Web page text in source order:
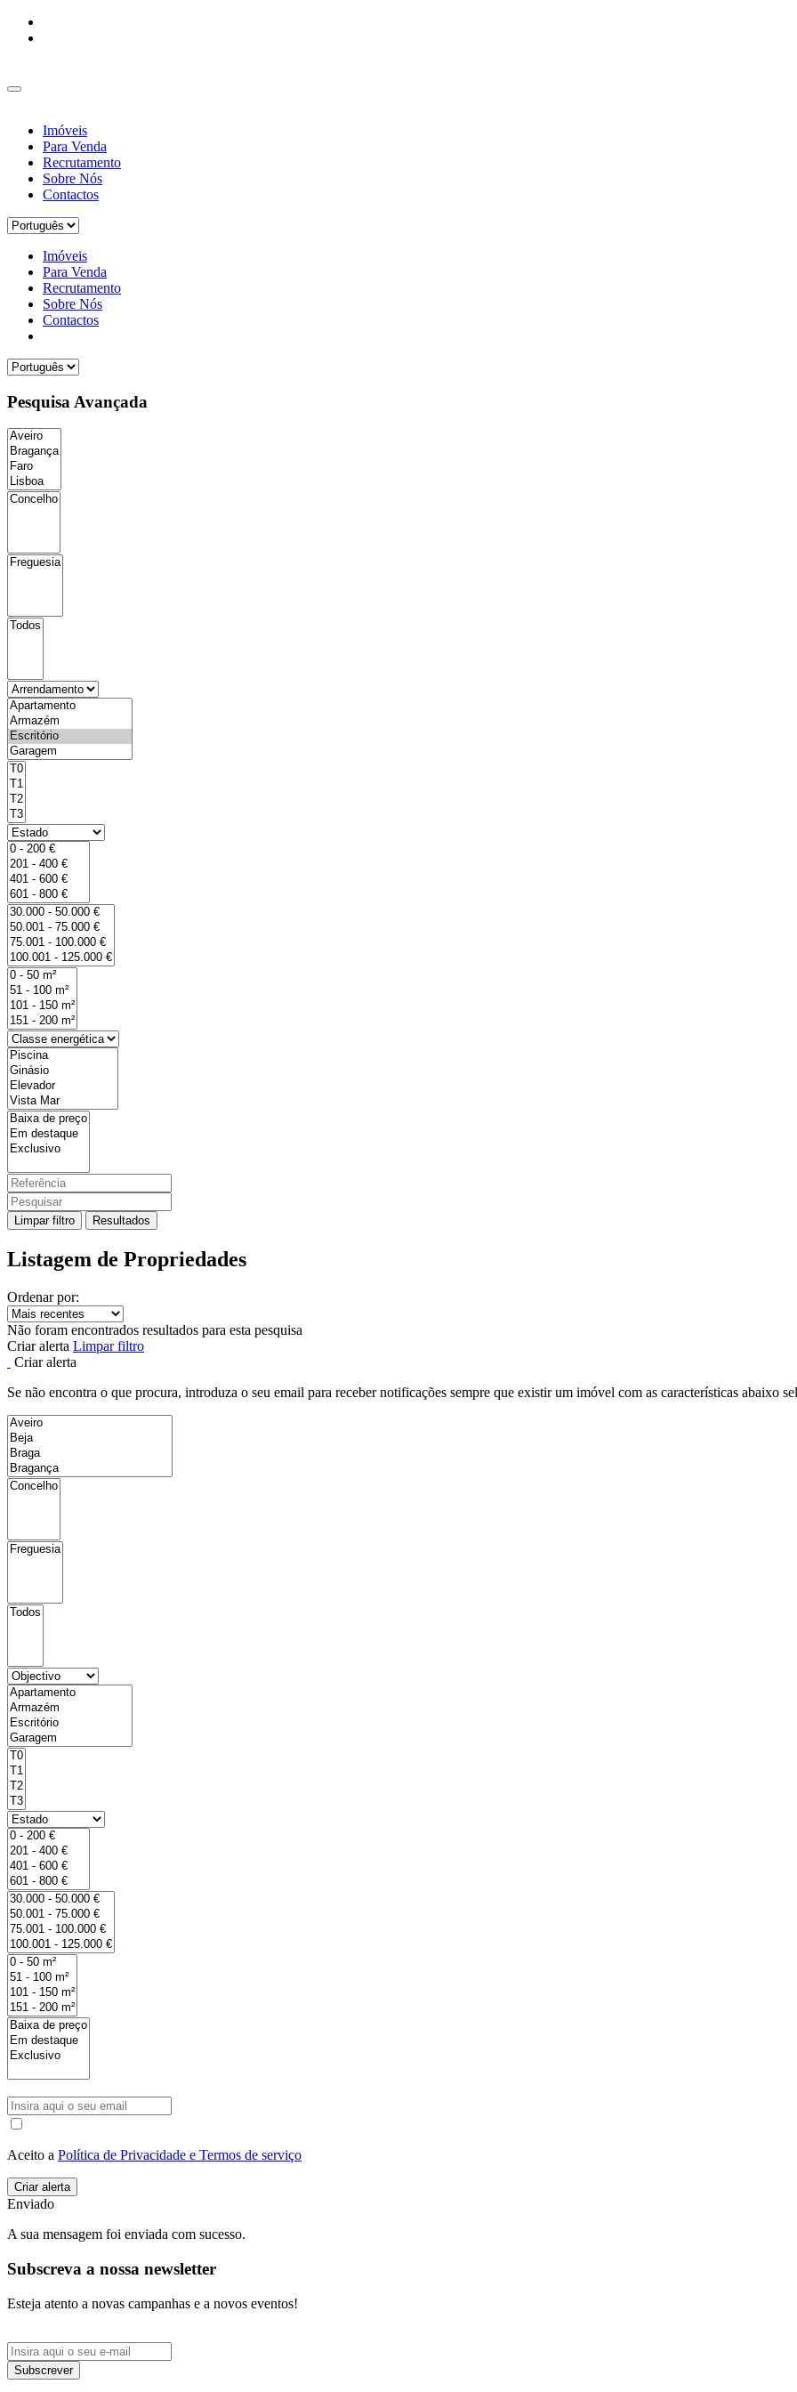
Imóveis
Para Venda
Recrutamento
Sobre Nós
Contactos
Imóveis
Para Venda
Recrutamento
Sobre Nós
Contactos
Pesquisa Avançada
Limpar filtro Resultados
Listagem de Propriedades
Ordenar por:
Não foram encontrados resultados para esta pesquisa
Criar alerta Limpar filtro
Criar alerta
Se não encontra o que procura, introduza o seu email para receber notificações sempre que existir um imóvel com as características abaixo
Aceito a Política de Privacidade e Termos de serviço
Enviado
A sua mensagem foi enviada com sucesso.
Subscreva a nossa newsletter
Esteja atento a novas campanhas e a novos eventos!